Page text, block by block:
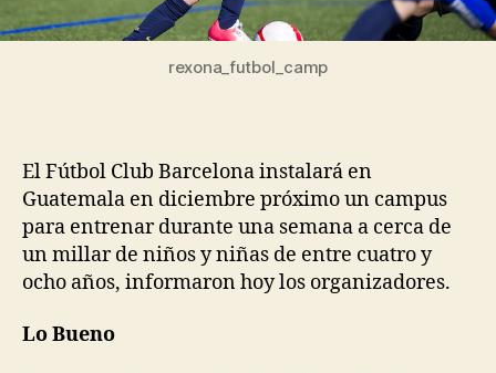
rexona_futbol_camp
El Fútbol Club Barcelona instalará en
Guatemala en diciembre próximo un campus
para entrenar durante una semana a cerca de
un millar de niños y niñas de entre cuatro y
ocho años, informaron hoy los organizadores.
Lo Bueno